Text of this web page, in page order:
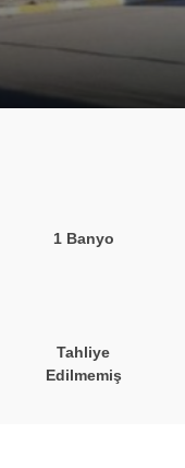
1 Banyo
Tahliye
Edilmemiş